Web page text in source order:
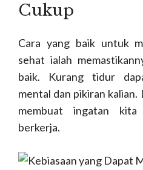
Cukup
Cara yang baik untuk
sehat ialah
baik. Kurang tidur
mental dan pikiran kalian.
membuat ingatan
berkerja.